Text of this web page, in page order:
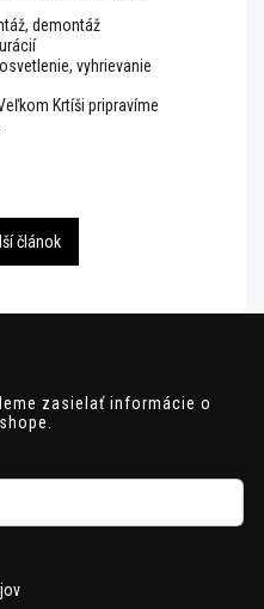
demontáž
vyhrievanie
Krtíši pripravíme
článok
zasielať informácie o